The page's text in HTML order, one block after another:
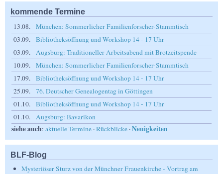
kommende Termine
13.08.
München: Sommerlicher Familienforscher-Stammtisch
03.09.
Bibliotheksöffnung und Workshop 14 - 17 Uhr
03.09.
Augsburg: Traditioneller Arbeitsabend mit Brotzeitspende
10.09.
München: Sommerlicher Familienforscher-Stammtisch
17.09.
Bibliotheksöffnung und Workshop 14 - 17 Uhr
25.09.
76. Deutscher Genealogentag in Göttingen
01.10.
Bibliotheksöffnung und Workshop 14 - 17 Uhr
01.10.
Augsburg: Bavarikon
siehe auch: aktuelle Termine ·Rückblicke ·Neuigkeiten
BLF-Blog
Mysteriöser Sturz von der Münchner Frauenkirche - Vortrag am